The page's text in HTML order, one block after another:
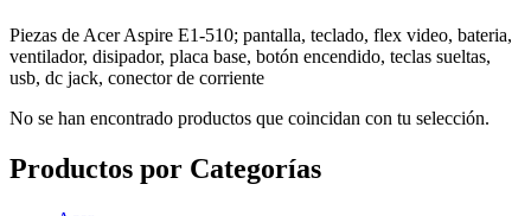
Piezas de Acer Aspire E1-510; pantalla, teclado, flex video, bateria,
ventilador, disipador, placa base, botón encendido, teclas sueltas,
usb, dc jack, conector de corriente
No se han encontrado productos que coincidan con tu selección.
Productos por Categorías